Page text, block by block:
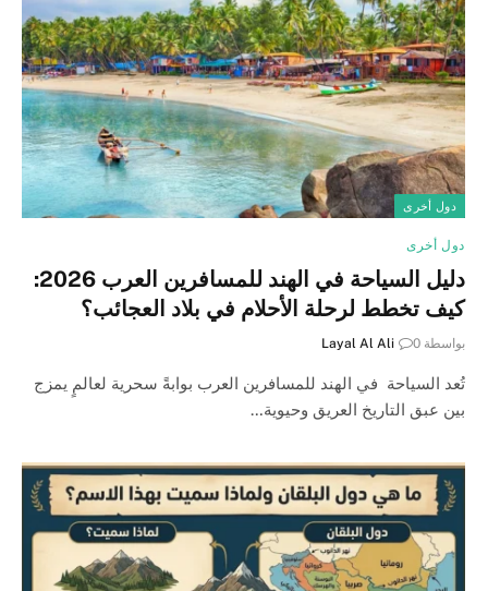
دول أخرى
دول أخرى
دليل السياحة في الهند للمسافرين العرب 2026:
كيف تخطط لرحلة الأحلام في بلاد العجائب؟
بواسطة Layal Al Ali 0
تُعد السياحة في الهند للمسافرين العرب بوابةً سحرية لعالمٍ يمزج
بين عبق التاريخ العريق وحيوية…